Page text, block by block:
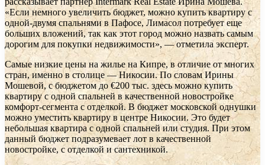
«Если немного увеличить бюджет, можно купить квартиру с
одной-двумя спальнями в Пафосе, Лимасол потребует еще
больших вложений, так как этот город можно назвать самым
дорогим для покупки недвижимости», — отметила эксперт.
Самые низкие цены на жилье на Кипре, в отличие от многих
стран, именно в столице — Никосии. По словам Ирины
Мошевой, с бюджетом до €200 тыс. здесь можно купить
квартиру с одной спальней в качественной новостройке
комфорт-сегмента с отделкой. В бюджет московской однушки
можно уместить квартиру в центре Никосии. Это будет
небольшая квартира с одной спальней или студия. При этом
данный бюджет подразумевает лот в качественной
новостройке, с отделкой и сантехникой.